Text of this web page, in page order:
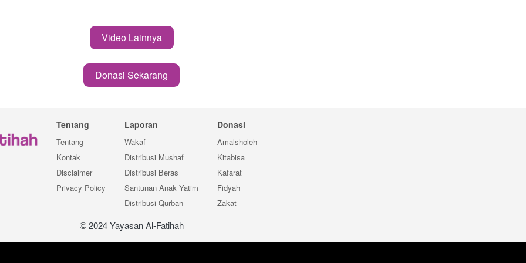
`
Video Lainnya
`Donasi Sekarang
Tentang
Tentang
Kontak
Disclaimer
Privacy Policy
Laporan
Wakaf
Distribusi Mushaf
Distribusi Beras
Santunan Anak Yatim
Distribusi Qurban
Donasi
Amalsholeh
Kitabisa
Kafarat
Fidyah
Zakat
2024 Yayasan Al-Fatihah